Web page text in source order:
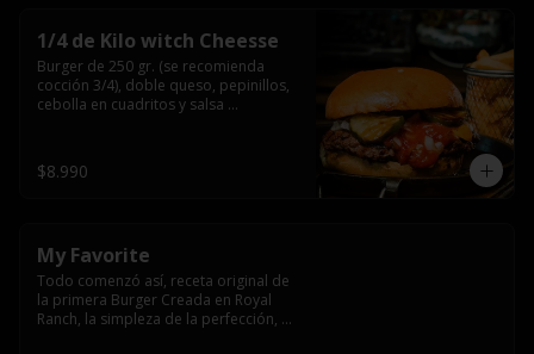
1/4 de Kilo witch Cheesse
Burger de 250 gr. (se recomienda
cocción 3/4), doble queso, pepinillos,
cebolla en cuadritos y salsa
$8.990
My Favorite
Todo comenzó así, receta original de
la primera Burger Creada en Royal
Ranch, la simpleza de la perfección,